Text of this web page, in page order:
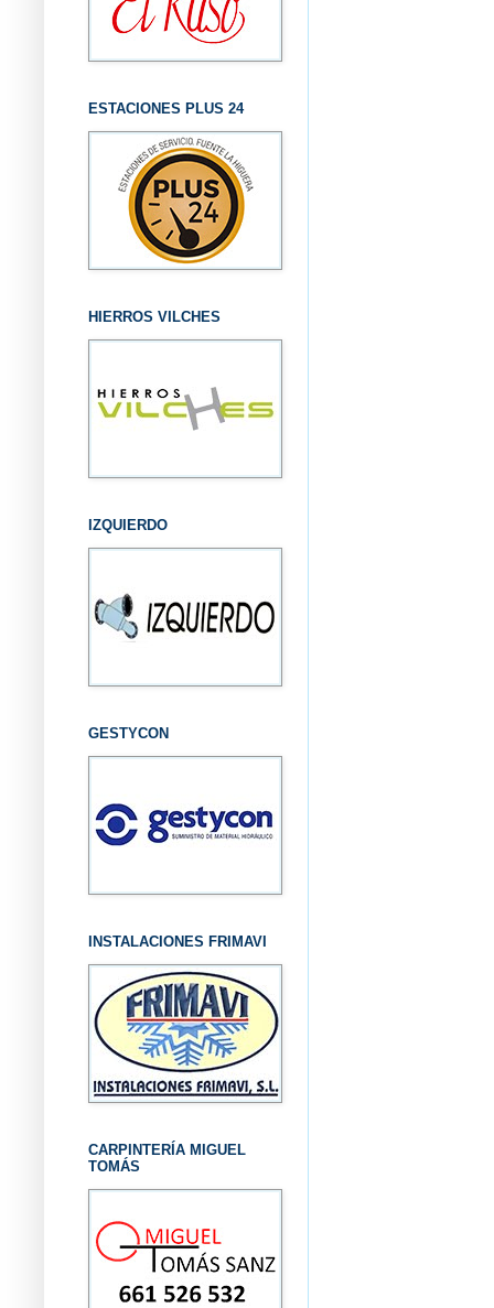
ESTACIONES PLUS 24
HIERROS VILCHES
IZQUIERDO
GESTYCON
INSTALACIONES FRIMAVI
CARPINTERÍA MIGUEL
TOMÁS